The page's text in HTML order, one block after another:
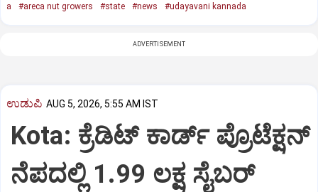
a
#areca nut growers #state #news #udayavani kannada
ADVERTISEMENT
ಉಡುಪಿ AUG 5, 2026, 5:55 AM IST
Kota: ಕ್ರೆಡಿಟ್‌ ಕಾರ್ಡ್‌ ಪ್ರೊಟೆಕ್ಷನ್‌
ನೆಪದಲ್ಲಿ 1.99 ಲಕ್ಷ ಸೈಬರ್‌